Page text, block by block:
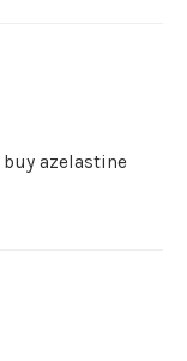
buy azelastine